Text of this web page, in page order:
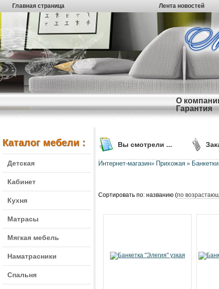
Главная страница Лента новостей
О
Гарантия
Каталог мебели :
Детская
Кабинет
Кухня
Матрасы
Мягкая мебель
Наматрасники
Спальня
Вы смотрели ...
Интернет-магазин» Прихожая » Банкетки
Сортировать по: названию (по